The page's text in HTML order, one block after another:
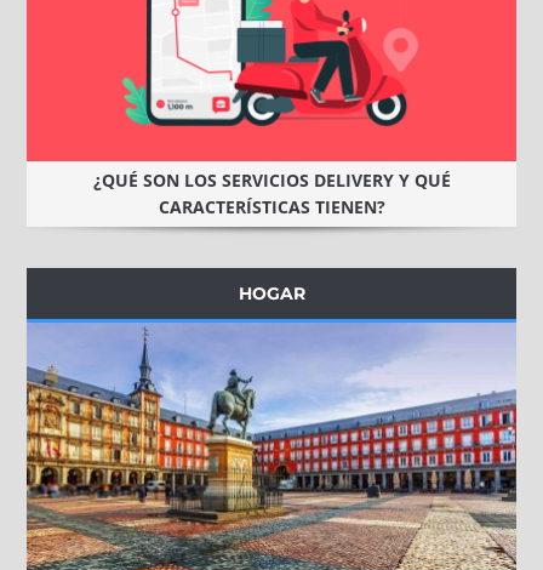
¿QUÉ SON LOS SERVICIOS DELIVERY Y QUÉ
CARACTERÍSTICAS TIENEN?
HOGAR